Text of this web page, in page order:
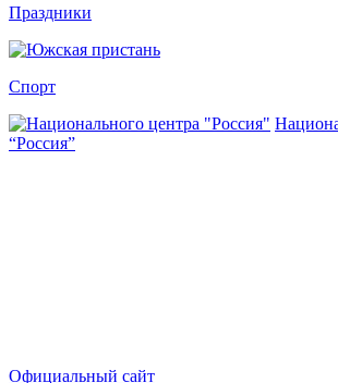
Праздники
Спорт
“Россия”
Официальный сайт